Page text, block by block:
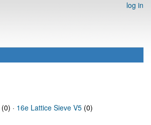
log in
(0) · 16e Lattice Sieve V5 (0)